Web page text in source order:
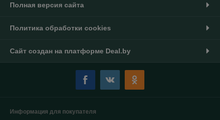
Полная версия сайта
Политика обработки cookies
Сайт создан на платформе Deal.by
Информация для покупателя